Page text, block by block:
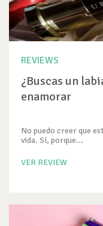
REVIEWS
¿Buscas un
enamorar
No puedo creer que
vida. Sí, porque...
VER REVIEW